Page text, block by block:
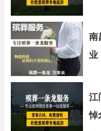
南
业
江
悼